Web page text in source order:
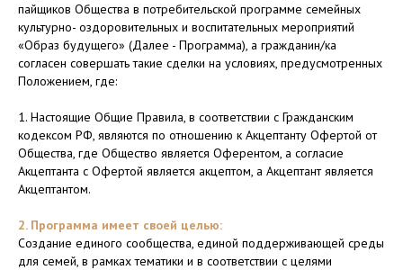
пайщиков Общества в потребительской программе семейных
культурно- оздоровительных и воспитательных мероприятий
«Образ будущего» (Далее - Программа), а гражданин/ка
согласен совершать такие сделки на условиях, предусмотренных
Положением, где:
1. Настоящие Общие Правила, в соответствии с Гражданским
кодексом РФ, являются по отношению к Акцептанту Офертой от
Общества, где Общество является Оферентом, а согласие
Акцептанта с Офертой является акцептом, а Акцептант является
Акцептантом.
2. Программа имеет своей целью:
Создание единого сообщества, единой поддерживающей среды
для семей, в рамках тематики и в соответствии с целями